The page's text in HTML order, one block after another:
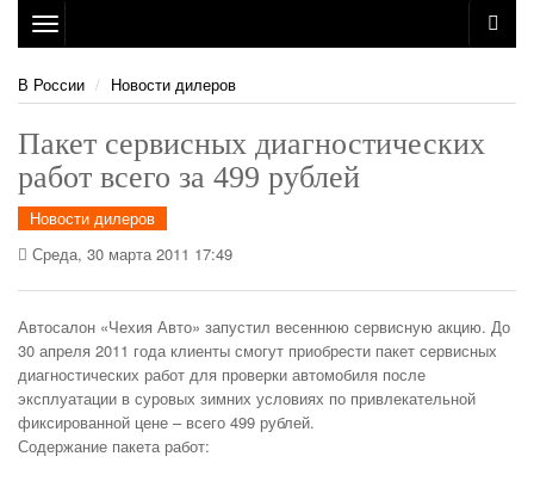
Toggle
navigation
В России
Новости дилеров
Пакет сервисных диагностических
работ всего за 499 рублей
Новости дилеров
Среда, 30 марта 2011 17:49
Автосалон «Чехия Авто» запустил весеннюю сервисную акцию. До
30 апреля 2011 года клиенты смогут приобрести пакет сервисных
диагностических работ для проверки автомобиля после
эксплуатации в суровых зимних условиях по привлекательной
фиксированной цене – всего 499 рублей.
Содержание пакета работ: